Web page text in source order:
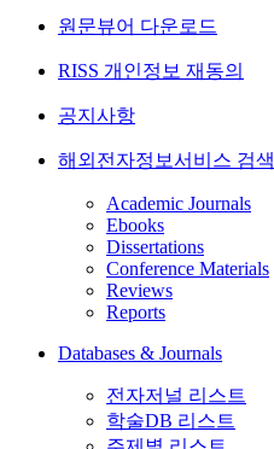
원문뷰어 다운로드
RISS 개인정보 재동의
공지사항
해외전자정보서비스 검색
Academic Journals
Ebooks
Dissertations
Conference Materials
Reviews
Reports
Databases & Journals
전자저널 리스트
학술DB 리스트